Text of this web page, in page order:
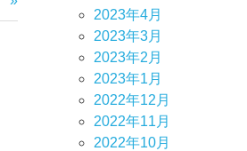
2023年4月
2023年3月
2023年2月
2023年1月
2022年12月
2022年11月
2022年10月